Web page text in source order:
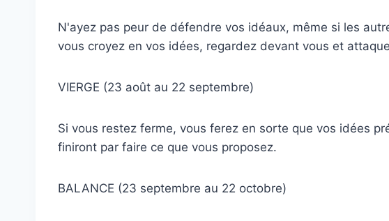
N'ayez pas peur de défendre vos idéaux, même si les
vous croyez en vos idées, regardez devant vous et
VIERGE (23 août au 22 septembre)
Si vous restez ferme, vous ferez en sorte que vos idées
finiront par faire ce que vous proposez.
BALANCE (23 septembre au 22 octobre)